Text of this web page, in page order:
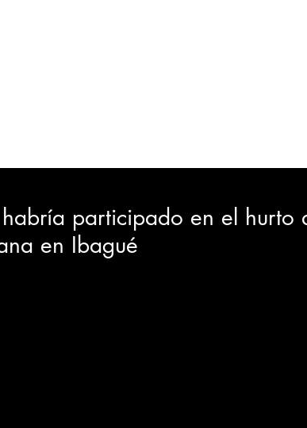
INTERNACIONAL
participado en el hurto
en Ibagué